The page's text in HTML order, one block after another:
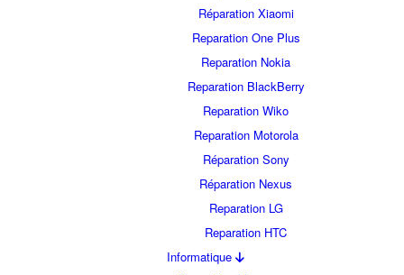
Réparation Xiaomi
Reparation One Plus
Reparation Nokia
Reparation BlackBerry
Reparation Wiko
Reparation Motorola
Réparation Sony
Réparation Nexus
Reparation LG
Reparation HTC
Informatique